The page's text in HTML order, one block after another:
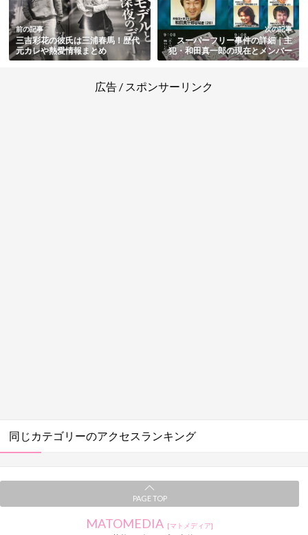
前の記事
三吉彩花の彼氏は三浦春馬！歴代
元カレや熱愛情報まとめ
次の記事
スーパーフリー事件の詳細｜主
犯・和田真一郎の現在とメンバー
のその後も徹底解説
広告 / スポンサーリンク
同じカテゴリーのアクセスランキング
PAGE TOP
MATOMEDIA [マトメディア]